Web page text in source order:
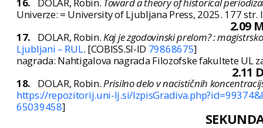
Univerze: = University of Ljubljana Press, 2025. 177 str.
2.09
17. DOLAR, Robin.Kaj je zgodovinski prelom? :
Ljubljani – RUL. [COBISS.SI-ID 79868675]
nagrada: Nahtigalova nagrada Filozofske fakultete UL
2.11
18. DOLAR, Robin.Prisilno delo v nacističnih
https://repozitorij.uni-lj.si/
65039458]